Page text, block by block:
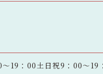
～19：00土日祝9：00～19